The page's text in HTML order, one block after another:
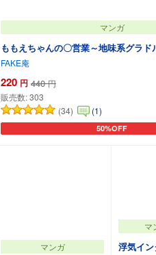
マンガ
ももえちゃんの〇営業～地味系グラ
FAKE庵
220 円 440 円
販売数:303
(34)
(1)
50%OFF
カートに追加
マンガ
マ
浮気イ